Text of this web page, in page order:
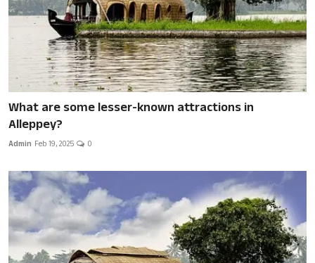
What are some lesser-known attractions in
Alleppey?
Admin Feb 19, 2025 0